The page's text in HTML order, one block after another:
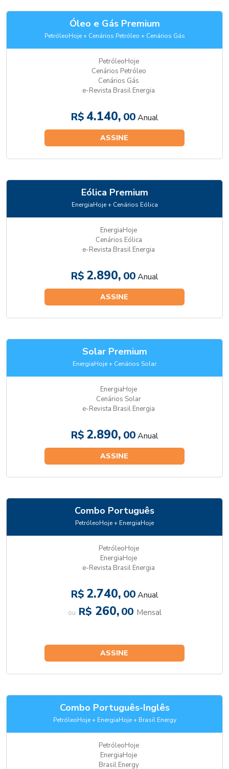
Óleo e Gás Premium
PetróleoHoje + Cenários Petróleo + Cenários Gás
PetróleoHoje
Cenários Petróleo
Cenários Gás
e-Revista Brasil Energia
R$ 4.140, 00 Anual
ASSINE
Eólica Premium
EnergiaHoje + Cenários Eólica
EnergiaHoje
Cenários Eólica
e-Revista Brasil Energia
R$ 2.890, 00 Anual
ASSINE
Solar Premium
EnergiaHoje + Cenários Solar
EnergiaHoje
Cenários Solar
e-Revista Brasil Energia
R$ 2.890, 00 Anual
ASSINE
Combo Português
PetróleoHoje + EnergiaHoje
PetróleoHoje
EnergiaHoje
e-Revista Brasil Energia
R$ 2.740, 00 Anual
ou R$ 260,00 Mensal
ASSINE
Combo Português-Inglês
PetróleoHoje + EnergiaHoje + Brasil Energy
PetróleoHoje
EnergiaHoje
Brasil Energy